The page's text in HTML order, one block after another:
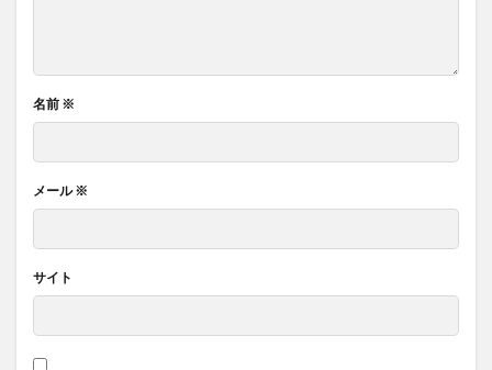
名前 ※
メール※
サイト